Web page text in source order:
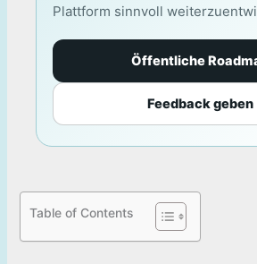
Plattform sinnvoll
Öffentliche
Feedback geben
Table of Contents